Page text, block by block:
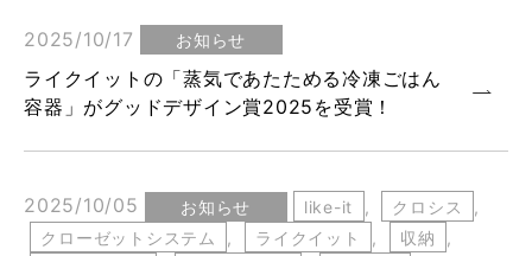
2025/10/17 お知らせ
ライクイットの「蒸気であたためる冷凍ごはん
容器」がグッドデザイン賞2025を受賞！
2025/10/05 お知らせ like-it , クロシス
,
クローゼットシステム
, ライクイット , 収納
,